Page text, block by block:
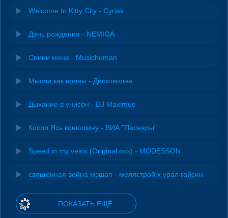
Welcome to Kitty City - Cyriak
День рождения - NEMIGA
Спини мене - Musichuman
Мысли как волны - Дисковолна
Дыхание в унисон - DJ Maximus
Косил Ясь конюшину - ВИА "Песняры"
Speed in my veins (Original mix) - MODESSON
священная война мэшап - меллстрой х урал гайсин
ПОКАЗАТЬ ЕЩЁ